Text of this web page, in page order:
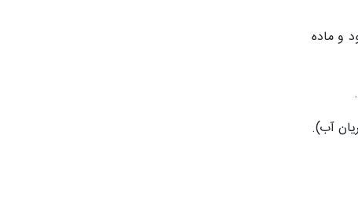
و ماده
آب).